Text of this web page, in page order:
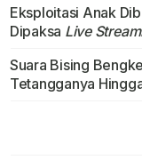
Eksploitasi Anak
Dipaksa Live
Suara Bising
Tetangganya